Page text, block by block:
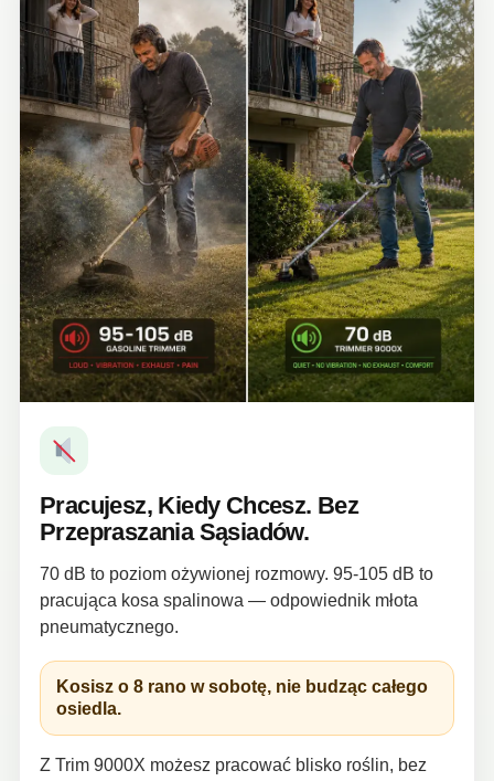
Pracujesz, Kiedy Chcesz. Bez
Przepraszania Sąsiadów.
70 dB to poziom ożywionej rozmowy. 95-105 dB to
pracująca kosa spalinowa — odpowiednik młota
pneumatycznego.
Kosisz o 8 rano w sobotę, nie budząc całego
osiedla.
Z Trim 9000X możesz pracować blisko roślin, bez